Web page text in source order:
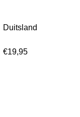
Duitsland
€19,95